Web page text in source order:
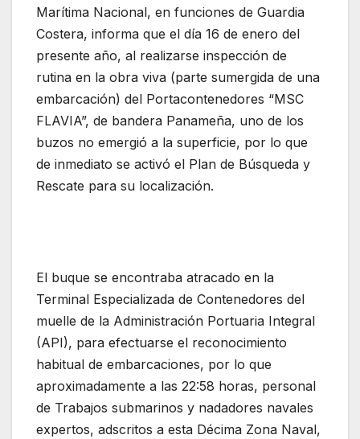
Marítima Nacional, en funciones de Guardia
Costera, informa que el día 16 de enero del
presente año, al realizarse inspección de
rutina en la obra viva (parte sumergida de una
embarcación) del Portacontenedores “MSC
FLAVIA”, de bandera Panameña, uno de los
buzos no emergió a la superficie, por lo que
de inmediato se activó el Plan de Búsqueda y
Rescate para su localización.
El buque se encontraba atracado en la
Terminal Especializada de Contenedores del
muelle de la Administración Portuaria Integral
(API), para efectuarse el reconocimiento
habitual de embarcaciones, por lo que
aproximadamente a las 22:58 horas, personal
de Trabajos submarinos y nadadores navales
expertos, adscritos a esta Décima Zona Naval,